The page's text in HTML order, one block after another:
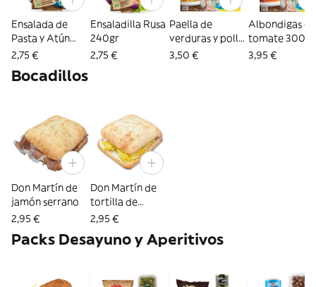
Ensalada de
Pasta y Atún
240gr
2,75 €
Ensaladilla Rusa
240gr
2,75 €
Paella de
verduras y pollo
250gr
3,50 €
Albondigas
tomate 300g
3,95 €
Bocadillos
Don Martín de
jamón serrano
2,95 €
Don Martín de
tortilla de
patata
2,95 €
Packs Desayuno y Aperitivos